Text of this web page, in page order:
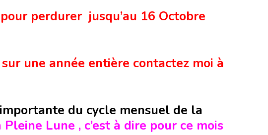
perdurer jusqu’au 16 Octobre
une année entière contactez moi à
du cycle mensuel de la
Lune , c’est à dire pour ce mois